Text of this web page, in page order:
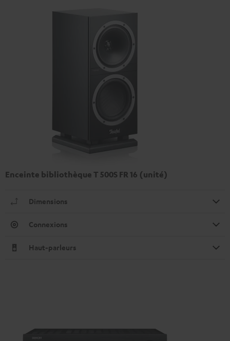
Enceinte bibliothèque T 500S FR 16 (unité)
Dimensions
Connexions
Haut-parleurs